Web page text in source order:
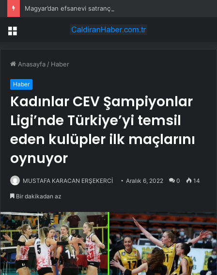
Magyar’dan efsanevi satranççıya cumhurbaşkanlığı teklifi
Menü
Anasayfa / Haber
Haber
Kadınlar CEV Şampiyonlar
Ligi’nde Türkiye’yi temsil
eden kulüpler ilk maçlarını
oynuyor
MUSTAFA KARACAN ERŞEKERCİ Aralık 6, 2022 0 14
Bir dakikadan az